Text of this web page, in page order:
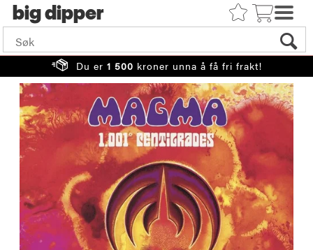
big
Du er 1 500 kroner unna å få fri frakt!